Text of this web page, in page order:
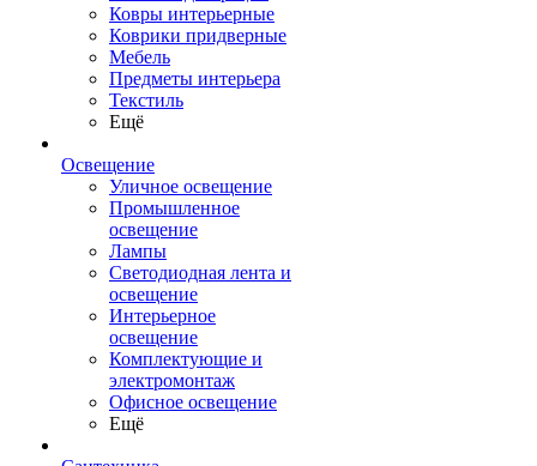
Ковры интерьерные
Коврики придверные
Мебель
Предметы интерьера
Текстиль
Ещё
Освещение
Уличное освещение
Промышленное
освещение
Лампы
Светодиодная лента и
освещение
Интерьерное
освещение
Комплектующие и
электромонтаж
Офисное освещение
Ещё